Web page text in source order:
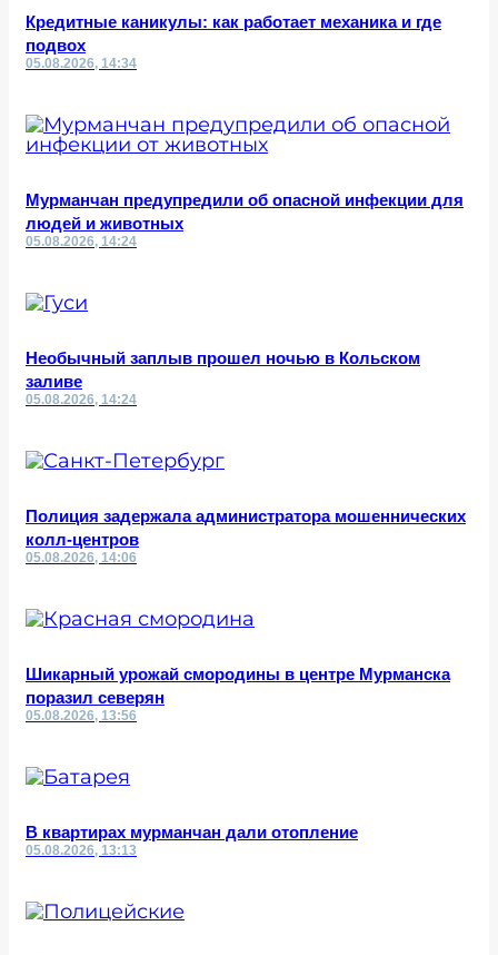
Кредитные каникулы: как работает механика и где
подвох
05.08.2026, 14:34
Мурманчан предупредили об опасной инфекции для
людей и животных
05.08.2026, 14:24
Необычный заплыв прошел ночью в Кольском
заливе
05.08.2026, 14:24
Полиция задержала администратора мошеннических
колл-центров
05.08.2026, 14:06
Шикарный урожай смородины в центре Мурманска
поразил северян
05.08.2026, 13:56
В квартирах мурманчан дали отопление
05.08.2026, 13:13